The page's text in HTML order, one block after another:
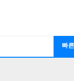
빠